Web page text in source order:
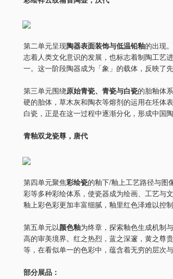
第二单元呈现陶器表面装饰与低温铅釉的出现
志着人类文化意识的发展，也标志着制陶工艺
一。这一阶段陶器成为「象」的载体，反映了
第三单元围绕原始青瓷、青瓷与白瓷的胎釉体
硬的胎体，草木灰和陶衣等熔剂的运用在坯体
白瓷，正是在这一过程中逐渐分化，形成中国
青釉双龙瓷尊，唐代
第四单元聚焦彩绘瓷的釉下/釉上工艺路径与图
彩等多种彩绘体系，使瓷器成为绘画、工艺与
釉上彩色彩更加丰富细腻，釉里红色泽难以控
第五单元以颜色釉为终章，探索釉色生成机制
高的审美境界。红之热烈，蓝之深邃，黄之尊
等，在看似单一的色彩中，蕴含着无穷的层次与
部分展品：